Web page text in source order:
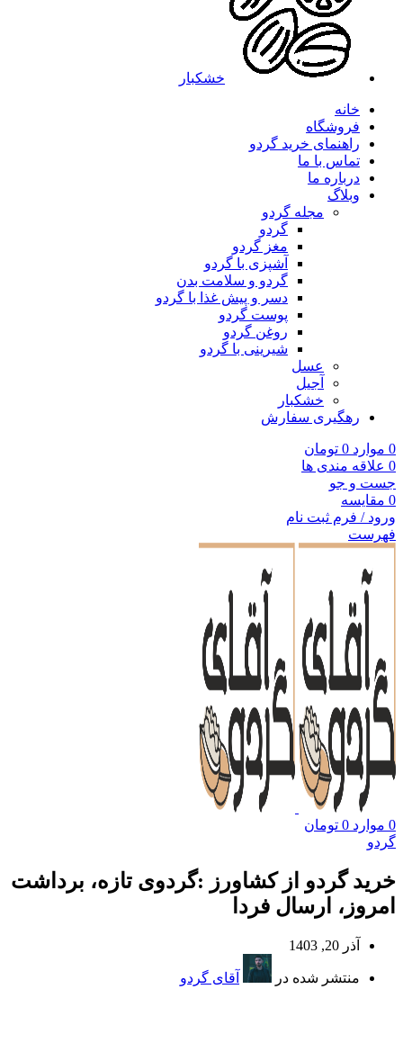
خشکبار
خانه
فروشگاه
راهنمای خرید گردو
تماس با ما
درباره ما
وبلاگ
مجله گردو
گردو
مغز گردو
آشپزی با گردو
گردو و سلامت بدن
دسر و پیش غذا با گردو
پوست گردو
روغن گردو
شیرینی با گردو
عسل
آجیل
خشکبار
رهگیری سفارش
0 موارد 0 تومان
0 علاقه مندی ها
جست و جو
0 مقایسه
ورود / فرم ثبت نام
فهرست
0 موارد 0 تومان
گردو
خرید گردو از کشاورز :گردوی تازه، برداشت
امروز، ارسال فردا
آذر 20, 1403
منتشر شده در آقای گردو